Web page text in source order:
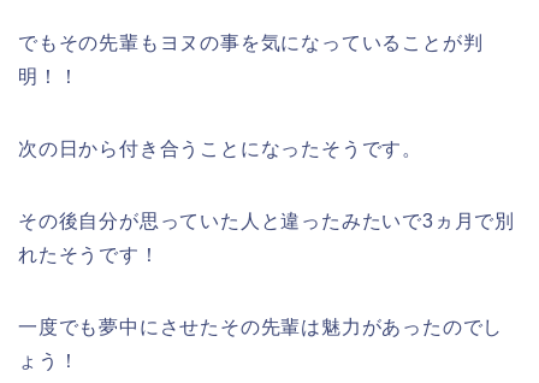
でもその先輩もヨヌの事を気になっていることが判
明！！
次の日から付き合うことになったそうです。
その後自分が思っていた人と違ったみたいで3ヵ月で別
れたそうです！
一度でも夢中にさせたその先輩は魅力があったのでし
ょう！